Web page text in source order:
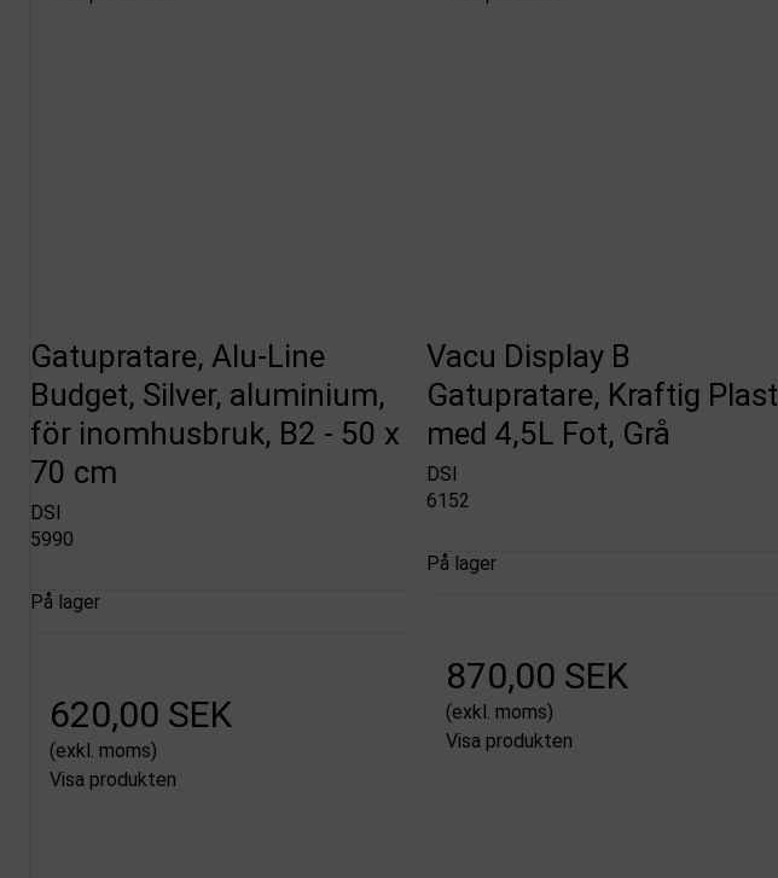
Gatupratare, Alu-Line
Budget, Silver, aluminium,
för inomhusbruk, B2 - 50 x
70 cm
DSI
5990
På lager
620,00 SEK
(exkl. moms)
Visa produkten
Vacu Display B
Gatupratare, Kraftig Plast
med 4,5L Fot, Grå
DSI
6152
På lager
870,00 SEK
(exkl. moms)
Visa produkten